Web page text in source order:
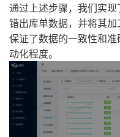
通过上述步骤，我们实
错出库单数据，并将其
保证了数据的一致性和
动化程度。